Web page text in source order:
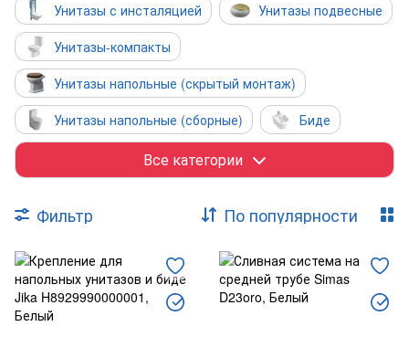
Унитазы с инсталяцией
Унитазы подвесные
Унитазы-компакты
Унитазы напольные (скрытый монтаж)
Унитазы напольные (сборные)
Биде
Биде с инсталляцией
Писсуары
Бачки для унитазов и чаши Генуя
Сиденья для унитаза
Сиденья для биде / писсуаров
Все категории
Фильтр По популярности